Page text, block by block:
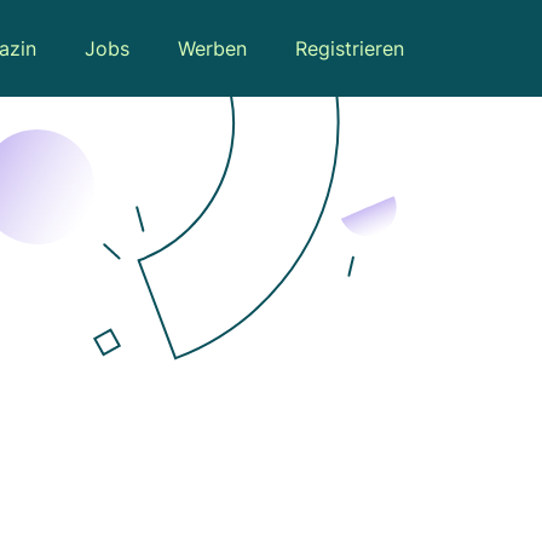
Jobs Werben Registrieren